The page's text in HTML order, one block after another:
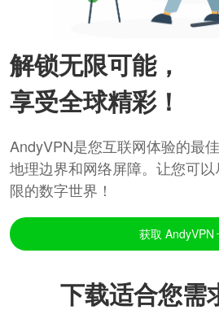
解锁无限可能，
享受全球精彩！
AndyVPN是您互联网体验的最
地理边界和网络屏障。让您可
限的数字世界！
获取 AndyVPN
下载适合您需